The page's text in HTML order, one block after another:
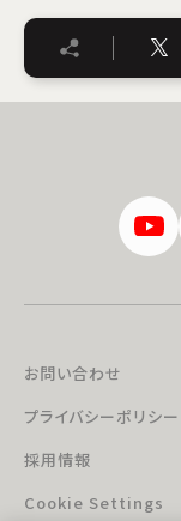
お問い合わせ
プライバシーポリシー
採用情報
Cookie Settings